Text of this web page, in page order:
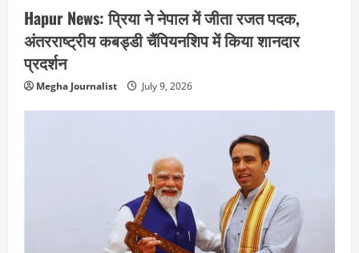
Hapur News: प्रिया ने नेपाल में जीता रजत पदक,
अंतरराष्ट्रीय कबड्डी चैंपियनशिप में किया शानदार
प्रदर्शन
Megha Journalist July 9, 2026